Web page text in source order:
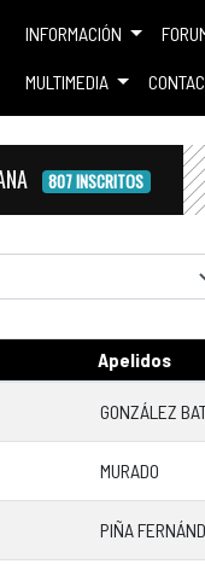
INFORMACIÓN
MULTIMEDIA
807 INSCRITOS
Apelidos
GONZÁLEZ
MURADO
PIÑA